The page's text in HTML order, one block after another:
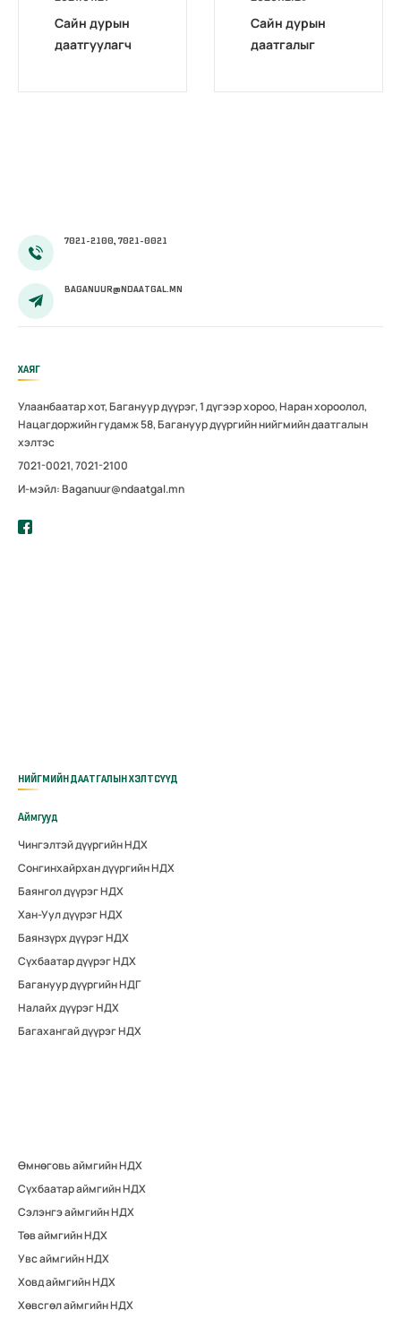
Сайн дурын
даатгуулагч
Сайн дурын
даатгалыг
7021-2100, 7021-0021
BAGANUUR@NDAATGAL.MN
ХАЯГ
Улаанбаатар хот, Багануур дүүрэг, 1 дүгээр хороо, Наран хороолол,
Нацагдоржийн гудамж 58, Багануур дүүргийн нийгмийн даатгалын
хэлтэс
7021-0021, 7021-2100
И-мэйл: Baganuur@ndaatgal.mn
НИЙГМИЙН ДААТГАЛЫН ХЭЛТСҮҮД
Аймгууд
Чингэлтэй дүүргийн НДХ
Сонгинхайрхан дүүргийн НДХ
Баянгол дүүрэг НДХ
Хан-Уул дүүрэг НДХ
Баянзүрх дүүрэг НДХ
Сүхбаатар дүүрэг НДХ
Багануур дүүргийн НДГ
Налайх дүүрэг НДХ
Багахангай дүүрэг НДХ
Өмнөговь аймгийн НДХ
Сүхбаатар аймгийн НДХ
Сэлэнгэ аймгийн НДХ
Төв аймгийн НДХ
Увс аймгийн НДХ
Ховд аймгийн НДХ
Хөвсгөл аймгийн НДХ